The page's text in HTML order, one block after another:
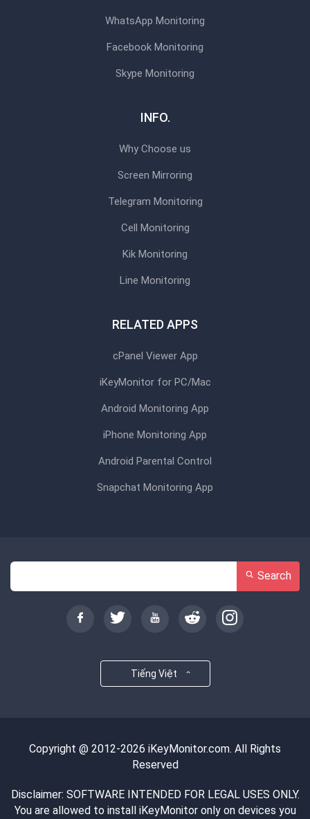
WhatsApp Monitoring
Facebook Monitoring
Skype Monitoring
INFO.
Why Choose us
Screen Mirroring
Telegram Monitoring
Cell Monitoring
Kik Monitoring
Line Monitoring
RELATED APPS
cPanel Viewer App
iKeyMonitor for PC/Mac
Android Monitoring App
iPhone Monitoring App
Android Parental Control
Snapchat Monitoring App
Search
Tiếng Việt
Copyright @ 2012-2026 iKeyMonitor.com. All Rights
Reserved
Disclaimer: SOFTWARE INTENDED FOR LEGAL USES ONLY.
You are allowed to install iKeyMonitor only on devices you